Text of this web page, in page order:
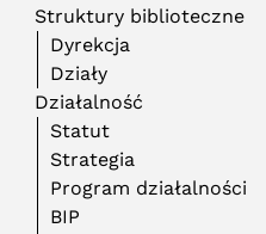
Struktury biblioteczne
Dyrekcja
Działy
Działalność
Statut
Strategia
Program działalności
BIP